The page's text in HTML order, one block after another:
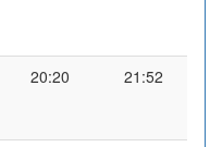
20:20 21:52